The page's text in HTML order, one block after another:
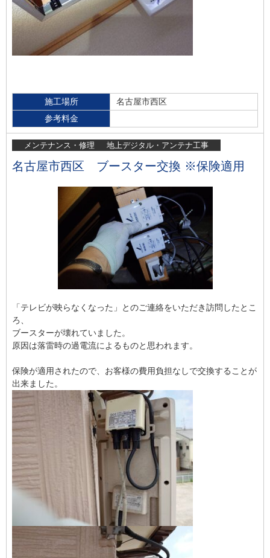
施工場所
名古屋市西区
参考料金
メンテナンス・修理 地上デジタル・アンテナ工事
名古屋市西区 ブースター交換 ※保険適用
「テレビが映らなくなった」とのご連絡をいただき訪問したとこ
ろ、
ブースターが壊れていました。
原因は落雷時の過電流によるものと思われます。
保険が適用されたので、お客様の費用負担なしで交換することが
出来ました。